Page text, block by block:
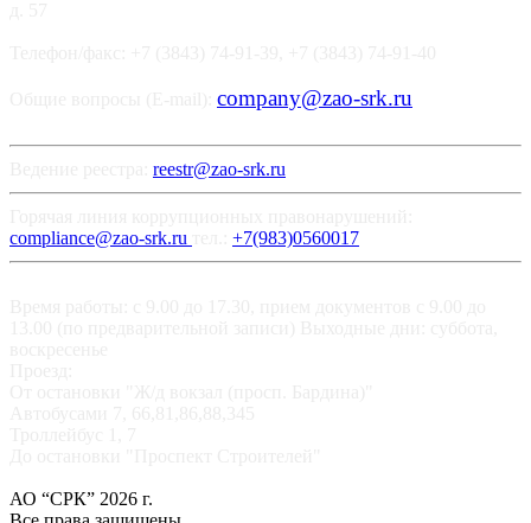
company@zao-srk.ru
reestr@zao-srk.ru
compliance@zao-srk.ru
+7(983)0560017
АО “СРК” 2026 г.